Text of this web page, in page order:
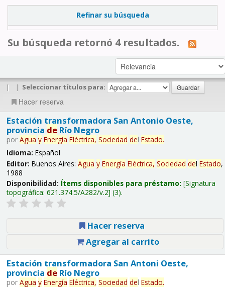
Refinar su búsqueda
Su búsqueda retornó 4 resultados.
| | Seleccionar títulos para:
Hacer reserva
Estación transformadora San Antonio Oeste,
provincia deRío Negro
por Agua y Energía Eléctrica, Sociedad del Estado.
Idioma: Español
Editor: Buenos Aires: Agua y Energía Eléctrica, Sociedad del Estado,
1988
Disponibilidad: Ítems disponibles para préstamo: Signatura
topográfica: 621.374.5/A282/v.2 (3).
Hacer reserva
Agregar al carrito
Estación transformadora San Antoni Oeste,
provincia deRío Negro
por Agua y Energía Eléctrica, Sociedad del Estado.